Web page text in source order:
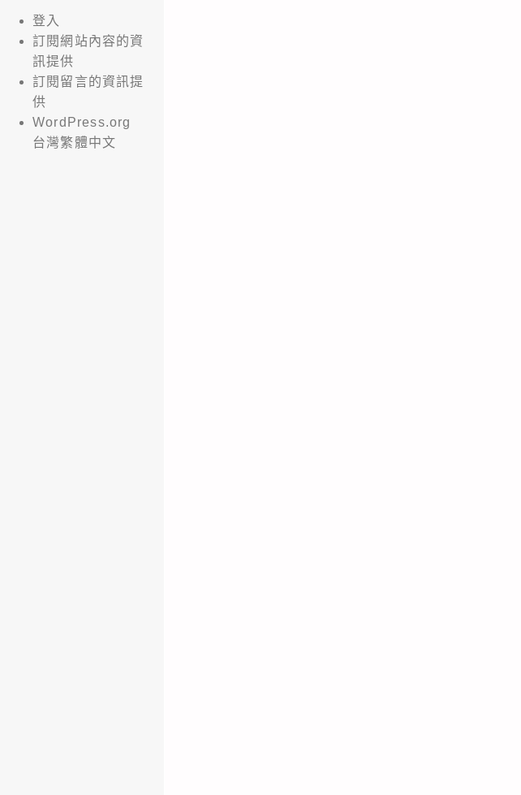
登入
訂閱網站內容的資
訊提供
訂閱留言的資訊提
供
WordPress.org
台灣繁體中文